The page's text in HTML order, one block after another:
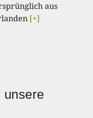
aus
[+]
unsere